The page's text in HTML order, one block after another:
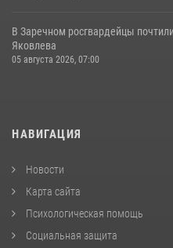
В Заречном росгвардейцы
Яковлева
05 августа 2026, 07:00
НАВИГАЦИЯ
Новости
Карта сайта
Психологическая помощь
Социальная защита